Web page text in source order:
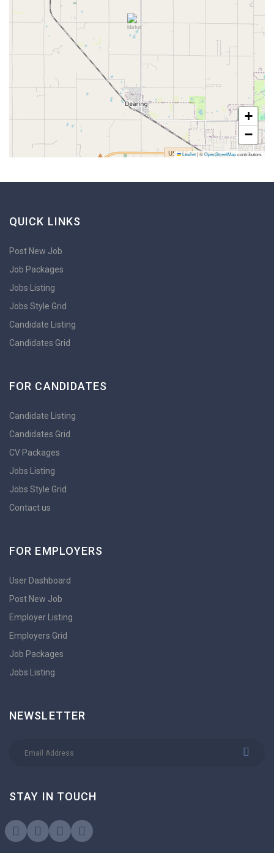
+
−
Leaflet|©OpenStreetMapcontributors
QUICK LINKS
Post New Job
Job Packages
Jobs Listing
Jobs Style Grid
Candidate Listing
Candidates Grid
FOR CANDIDATES
Candidate Listing
Candidates Grid
CV Packages
Jobs Listing
Jobs Style Grid
Contact us
FOR EMPLOYERS
User Dashboard
Post New Job
Employer Listing
Employers Grid
Job Packages
Jobs Listing
NEWSLETTER
STAY IN TOUCH